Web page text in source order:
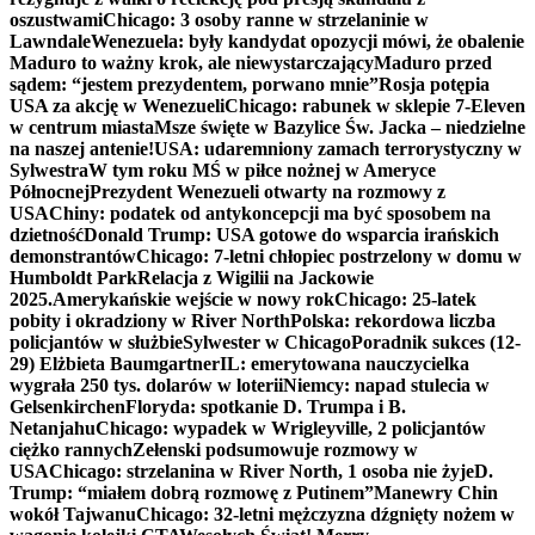
oszustwamiChicago: 3 osoby ranne w strzelaninie w
LawndaleWenezuela: były kandydat opozycji mówi, że obalenie
Maduro to ważny krok, ale niewystarczającyMaduro przed
sądem: “jestem prezydentem, porwano mnie”Rosja potępia
USA za akcję w WenezueliChicago: rabunek w sklepie 7-Eleven
w centrum miastaMsze święte w Bazylice Św. Jacka – niedzielne
na naszej antenie!USA: udaremniony zamach terrorystyczny w
SylwestraW tym roku MŚ w piłce nożnej w Ameryce
PółnocnejPrezydent Wenezueli otwarty na rozmowy z
USAChiny: podatek od antykoncepcji ma być sposobem na
dzietnośćDonald Trump: USA gotowe do wsparcia irańskich
demonstrantówChicago: 7-letni chłopiec postrzelony w domu w
Humboldt ParkRelacja z Wigilii na Jackowie
2025.Amerykańskie wejście w nowy rokChicago: 25-latek
pobity i okradziony w River NorthPolska: rekordowa liczba
policjantów w służbieSylwester w ChicagoPoradnik sukces (12-
29) Elżbieta BaumgartnerIL: emerytowana nauczycielka
wygrała 250 tys. dolarów w loteriiNiemcy: napad stulecia w
GelsenkirchenFloryda: spotkanie D. Trumpa i B.
NetanjahuChicago: wypadek w Wrigleyville, 2 policjantów
ciężko rannychZełenski podsumowuje rozmowy w
USAChicago: strzelanina w River North, 1 osoba nie żyjeD.
Trump: “miałem dobrą rozmowę z Putinem”Manewry Chin
wokół TajwanuChicago: 32-letni mężczyzna dźgnięty nożem w